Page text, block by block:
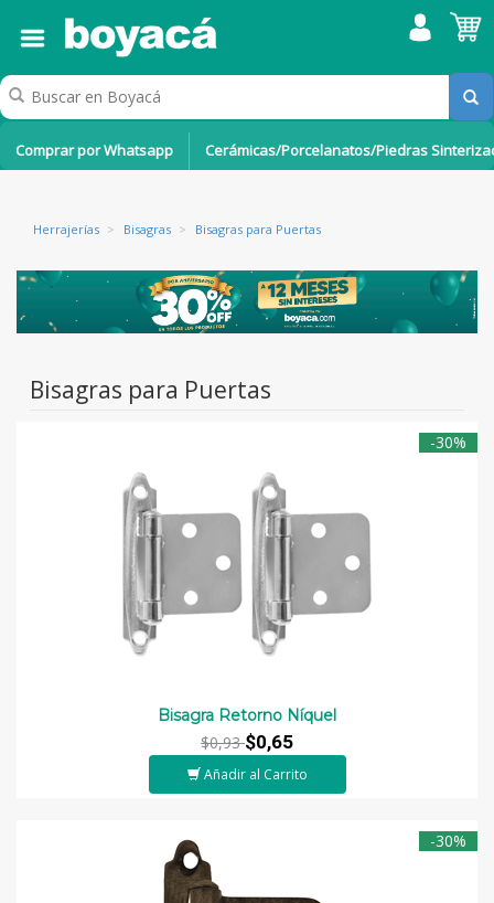
Comprar por Whatsapp Cerámicas/Porcelanatos/Piedras
Herrajerías > Bisagras > Bisagras para Puertas
Bisagras para Puertas
-30%
Bisagra Retorno Níquel
$0,93$0,65
Añadir al Carrito
-30%